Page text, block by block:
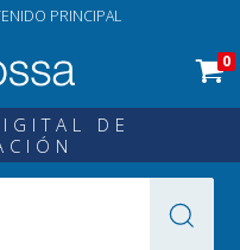
PRINCIPAL
0
DE